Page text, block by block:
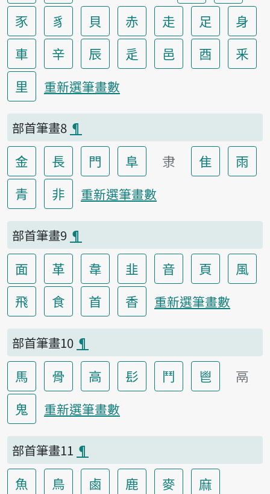
豕
豸 貝 赤 走 足
身
車
辛 辰 辵 邑 酉
釆
里
重新選筆畫數
部首筆畫8 ¶
金 長 門 阜 隶 隹
雨
青
非 重新選筆畫數
部首筆畫9 ¶
面 革 韋 韭 音 頁
風
飛
食 首 香 重新選筆畫數
部首筆畫10 ¶
馬 骨 高 髟 鬥 鬯
鬲
鬼
重新選筆畫數
部首筆畫11 ¶
魚 鳥 鹵 鹿 麥 麻